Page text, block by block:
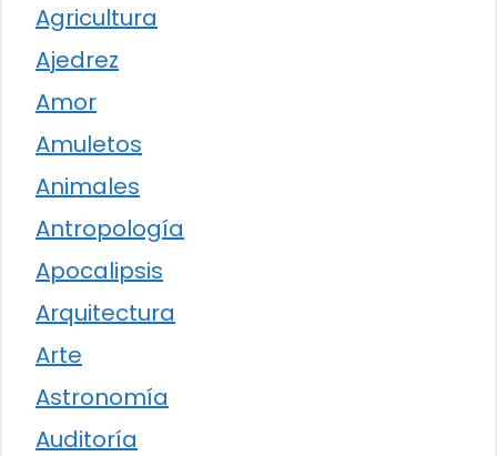
Agricultura
Ajedrez
Amor
Amuletos
Animales
Antropología
Apocalipsis
Arquitectura
Arte
Astronomía
Auditoría